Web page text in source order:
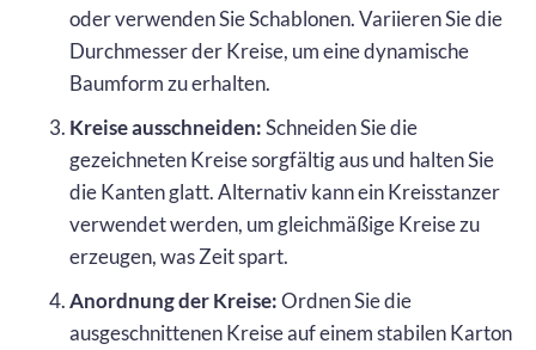
oder verwenden Sie Schablonen. Variieren Sie die
Durchmesser der Kreise, um eine dynamische
Baumform zu erhalten.
Kreise ausschneiden:Schneiden Sie die
gezeichneten Kreise sorgfältig aus und halten Sie
die Kanten glatt. Alternativ kann ein Kreisstanzer
verwendet werden, um gleichmäßige Kreise zu
erzeugen, was Zeit spart.
Anordnung der Kreise:Ordnen Sie die
ausgeschnittenen Kreise auf einem stabilen Karton